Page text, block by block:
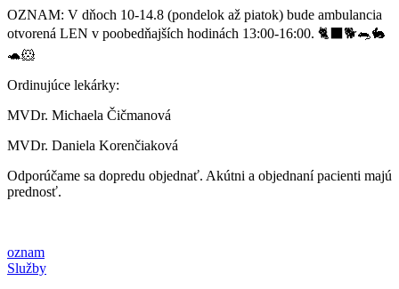
OZNAM: V dňoch 10-14.8 (pondelok až piatok) bude ambulancia
otvorená LEN v poobedňajších hodinách 13:00-16:00. 🐈‍⬛🐕🐀🐇
🐢🐹
Ordinujúce lekárky:
MVDr. Michaela Čičmanová
MVDr. Daniela Korenčiaková
Odporúčame sa dopredu objednať. Akútni a objednaní pacienti majú
prednosť.
oznam
Služby